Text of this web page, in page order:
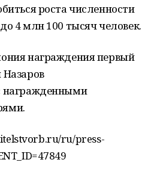
роста численности
4 млн 100 тысяч человек.
награждения первый
награжденными
ru/press-